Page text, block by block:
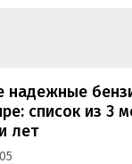
надежные
список из 3
лет